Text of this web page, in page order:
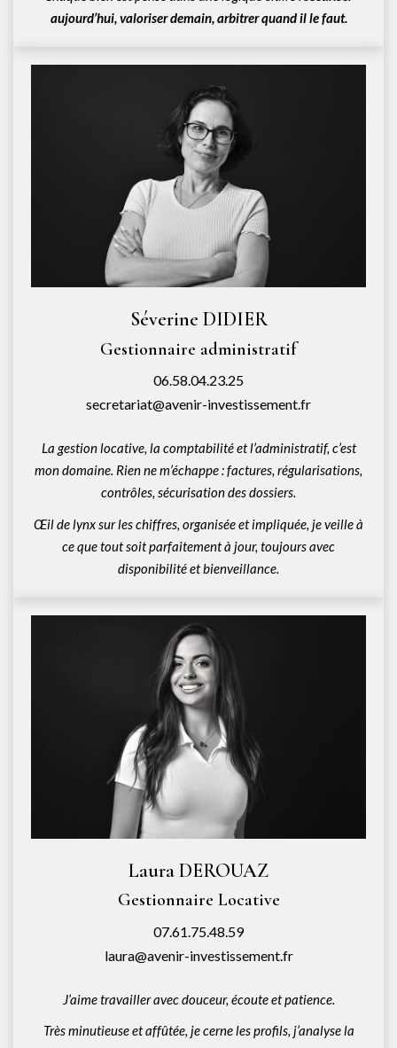
aujourd’hui, valoriser demain, arbitrer quand il le faut.
Séverine DIDIER
Gestionnaire administratif
06.58.04.23.25
secretariat@avenir-investissement.fr
La gestion locative, la comptabilité et l’administratif, c’est
mon domaine. Rien ne m’échappe : factures, régularisations,
contrôles, sécurisation des dossiers.
Œil de lynx sur les chiffres, organisée et impliquée, je veille à
ce que tout soit parfaitement à jour, toujours avec
disponibilité et bienveillance.
Laura DEROUAZ
Gestionnaire Locative
07.61.75.48.59
laura@avenir-investissement.fr
J’aime travailler avec douceur, écoute et patience.
Très minutieuse et affûtée, je cerne les profils, j’analyse la